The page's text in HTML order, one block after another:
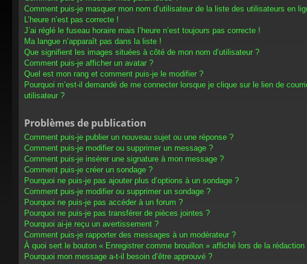
Comment puis-je masquer mon nom d’utilisateur de la liste des utilisateurs en
L’heure n’est pas correcte !
J’ai réglé le fuseau horaire mais l’heure n’est toujours pas correcte !
Ma langue n’apparaît pas dans la liste !
Que signifient les images situées à côté de mon nom d’utilisateur ?
Comment puis-je afficher un avatar ?
Quel est mon rang et comment puis-je le modifier ?
Pourquoi m’est-il demandé de me connecter lorsque je clique sur le lien de
utilisateur ?
Problèmes de publication
Comment puis-je publier un nouveau sujet ou une réponse ?
Comment puis-je modifier ou supprimer un message ?
Comment puis-je insérer une signature à mon message ?
Comment puis-je créer un sondage ?
Pourquoi ne puis-je pas ajouter plus d’options à un sondage ?
Comment puis-je modifier ou supprimer un sondage ?
Pourquoi ne puis-je pas accéder à un forum ?
Pourquoi ne puis-je pas transférer de pièces jointes ?
Pourquoi ai-je reçu un avertissement ?
Comment puis-je rapporter des messages à un modérateur ?
À quoi sert le bouton « Enregistrer comme brouillon » affiché lors de la rédaction
Pourquoi mon message a-t-il besoin d’être approuvé ?